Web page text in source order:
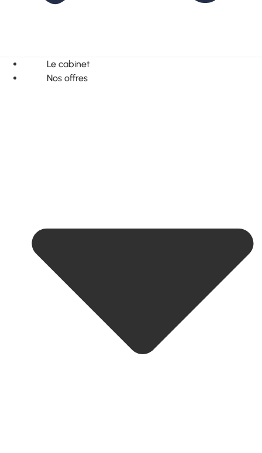
Le cabinet
Nos offres